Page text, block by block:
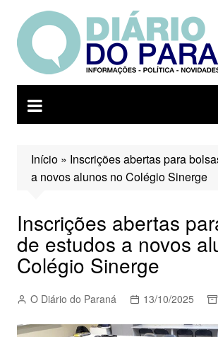
para
conteúdo
Início» Inscrições abertas para
a novos alunos no Colégio Sinerge
Inscrições abertas
de estudos a novos
Colégio Sinerge
O Diário do Paraná 13/10/2025